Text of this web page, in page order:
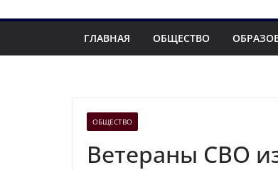
ГЛАВНАЯ ОБЩЕСТВО
ОБЩЕСТВО
Ветераны СВО